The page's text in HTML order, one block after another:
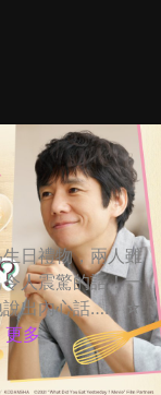
日禮物，兩人雖
人震驚的話！一
說出內心話…… ☆
更多